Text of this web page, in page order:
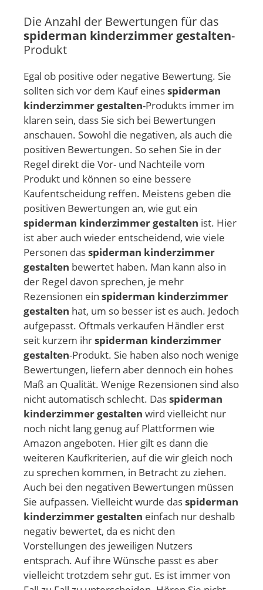
Die Anzahl der Bewertungen für das
spiderman kinderzimmer gestalten-
Produkt
Egal ob positive oder negative Bewertung. Sie
sollten sich vor dem Kauf einesspiderman
kinderzimmer gestalten-Produkts immer im
klaren sein, dass Sie sich bei Bewertungen
anschauen. Sowohl die negativen, als auch die
positiven Bewertungen. So sehen Sie in der
Regel direkt die Vor- und Nachteile vom
Produkt und können so eine bessere
Kaufentscheidung reffen. Meistens geben die
positiven Bewertungen an, wie gut ein
spiderman kinderzimmer gestalten ist. Hier
ist aber auch wieder entscheidend, wie viele
Personen dasspiderman kinderzimmer
gestalten bewertet haben. Man kann also in
der Regel davon sprechen, je mehr
Rezensionen ein spiderman kinderzimmer
gestalten hat, um so besser ist es auch. Jedoch
aufgepasst. Oftmals verkaufen Händler erst
seit kurzem ihrspiderman kinderzimmer
gestalten-Produkt. Sie haben also noch wenige
Bewertungen, liefern aber dennoch ein hohes
Maß an Qualität. Wenige Rezensionen sind also
nicht automatisch schlecht. Dasspiderman
kinderzimmer gestalten wird vielleicht nur
noch nicht lang genug auf Plattformen wie
Amazon angeboten. Hier gilt es dann die
weiteren Kaufkriterien, auf die wir gleich noch
zu sprechen kommen, in Betracht zu ziehen.
Auch bei den negativen Bewertungen müssen
Sie aufpassen. Vielleicht wurde dasspiderman
kinderzimmer gestalten einfach nur deshalb
negativ bewertet, da es nicht den
Vorstellungen des jeweiligen Nutzers
entsprach. Auf ihre Wünsche passt es aber
vielleicht trotzdem sehr gut. Es ist immer von